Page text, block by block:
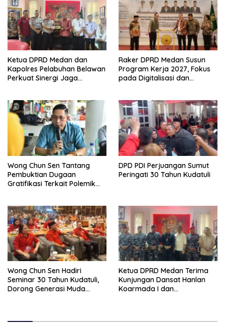
Ketua DPRD Medan dan
Kapolres Pelabuhan Belawan
Perkuat Sinergi Jaga
Belawan
Raker DPRD Medan Susun
Program Kerja 2027, Fokus
pada Digitalisasi dan
Wong Chun Sen Tantang
Pembuktian Dugaan
Gratifikasi Terkait Polemik
DPD PDI Perjuangan Sumut
Peringati 30 Tahun Kudatuli
Wong Chun Sen Hadiri
Seminar 30 Tahun Kudatuli,
Dorong Generasi Muda
Ketua DPRD Medan Terima
Kunjungan Dansat Hanlan
Koarmada I dan